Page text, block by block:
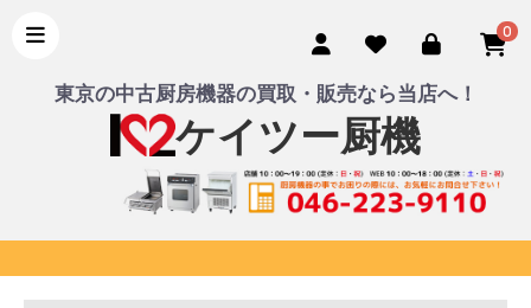
0
東京の中古厨房機器の買取・販売なら当店へ！
ケイツー厨機